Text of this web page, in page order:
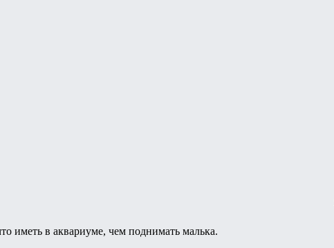
иметь в аквариуме, чем поднимать малька.